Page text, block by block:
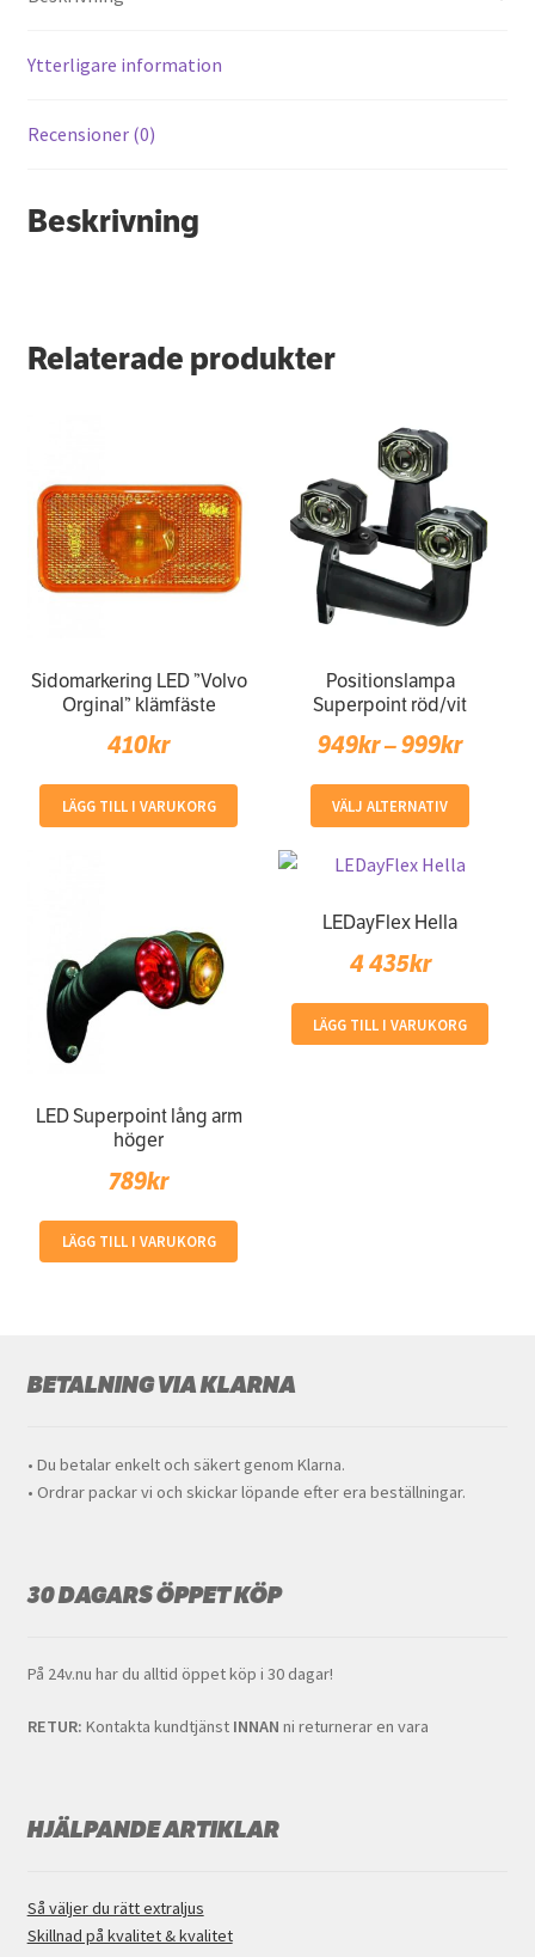
Ytterligare information
Recensioner (0)
Beskrivning
Relaterade produkter
Sidomarkering LED ”Volvo
Orginal” klämfäste
410kr
LÄGG TILL I VARUKORG
Positionslampa
Superpoint röd/vit
949kr–999krPrice
range:
949kr
VÄLJ ALTERNATIV
här
olika
LED Superpoint lång arm
höger
789kr
LÄGG TILL I VARUKORG
LEDayFlex Hella
4 435kr
LÄGG TILL I VARUKORG
BETALNING VIA KLARNA
• Du betalar enkelt och säkert genom Klarna.
• Ordrar packar vi och skickar löpande efter era beställningar.
30 DAGARS ÖPPET KÖP
På 24v.nu har du alltid öppet köp i 30 dagar!
RETUR: Kontakta kundtjänst INNAN ni returnerar en vara
HJÄLPANDE ARTIKLAR
Så väljer du rätt extraljus
Skillnad på kvalitet & kvalitet